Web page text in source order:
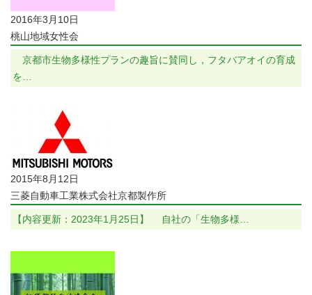
2016年3月10日
桃山地域女性会
京都市生物多様性プランの趣旨に賛同し，フタバアオイの育成
を…
2015年8月12日
三菱自動車工業株式会社京都製作所
【内容更新：2023年1月25日】 自社の「生物多様…